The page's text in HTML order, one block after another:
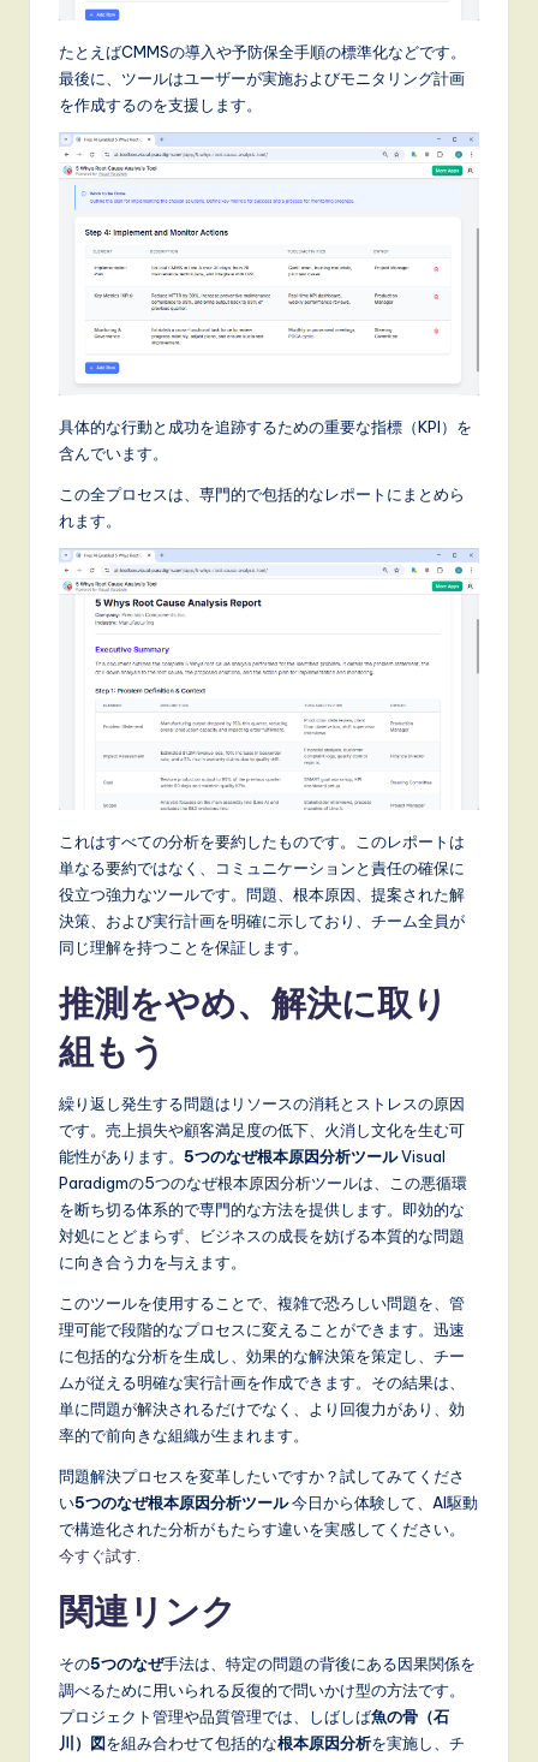
たとえばCMMSの導入や予防保全手順の標準化などです。
最後に、ツールはユーザーが実施およびモニタリング計画
を作成するのを支援します。
具体的な行動と成功を追跡するための重要な指標（KPI）を
含んでいます。
この全プロセスは、専門的で包括的なレポートにまとめら
れます。
これはすべての分析を要約したものです。このレポートは
単なる要約ではなく、コミュニケーションと責任の確保に
役立つ強力なツールです。問題、根本原因、提案された解
決策、および実行計画を明確に示しており、チーム全員が
同じ理解を持つことを保証します。
推測をやめ、解決に取り
組もう
繰り返し発生する問題はリソースの消耗とストレスの原因
です。売上損失や顧客満足度の低下、火消し文化を生む可
能性があります。 5つのなぜ根本原因分析ツールVisual
Paradigmの5つのなぜ根本原因分析ツールは、この悪循環
を断ち切る体系的で専門的な方法を提供します。即効的な
対処にとどまらず、ビジネスの成長を妨げる本質的な問題
に向き合う力を与えます。
このツールを使用することで、複雑で恐ろしい問題を、管
理可能で段階的なプロセスに変えることができます。迅速
に包括的な分析を生成し、効果的な解決策を策定し、チー
ムが従える明確な実行計画を作成できます。その結果は、
単に問題が解決されるだけでなく、より回復力があり、効
率的で前向きな組織が生まれます。
問題解決プロセスを変革したいですか？試してみてくださ
い5つのなぜ根本原因分析ツール今日から体験して、AI駆動
で構造化された分析がもたらす違いを実感してください。
今すぐ試す.
関連リンク
その5つのなぜ手法は、特定の問題の背後にある因果関係を
調べるために用いられる反復的で問いかけ型の方法です。
プロジェクト管理や品質管理では、しばしば魚の骨（石
川）図を組み合わせて包括的な根本原因分析を実施し、チ